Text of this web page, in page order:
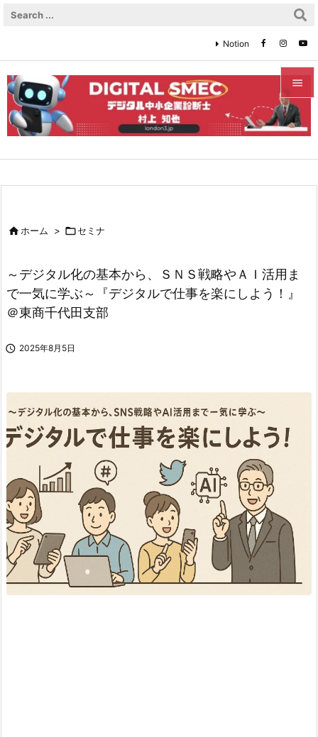


メニュ

検索
Notion
ホーム > セミナ
～デジタル化の基本から、ＳＮＳ戦略やＡＩ活用ま
で一気に学ぶ～『デジタルで仕事を楽にしよう！』
＠東商千代田支部
 2025年8月5日